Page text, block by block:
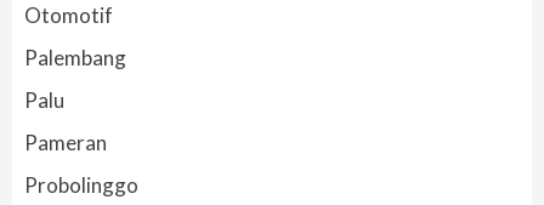
Otomotif
Palembang
Palu
Pameran
Probolinggo